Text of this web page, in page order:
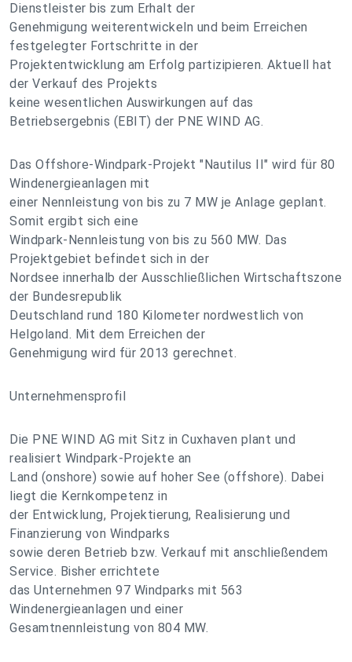
Dienstleister bis zum Erhalt der
Genehmigung weiterentwickeln und beim Erreichen
festgelegter Fortschritte in der
Projektentwicklung am Erfolg partizipieren. Aktuell hat
der Verkauf des Projekts
keine wesentlichen Auswirkungen auf das
Betriebsergebnis (EBIT) der PNE WIND AG.
Das Offshore-Windpark-Projekt "Nautilus II" wird für 80
Windenergieanlagen mit
einer Nennleistung von bis zu 7 MW je Anlage geplant.
Somit ergibt sich eine
Windpark-Nennleistung von bis zu 560 MW. Das
Projektgebiet befindet sich in der
Nordsee innerhalb der Ausschließlichen Wirtschaftszone
der Bundesrepublik
Deutschland rund 180 Kilometer nordwestlich von
Helgoland. Mit dem Erreichen der
Genehmigung wird für 2013 gerechnet.
Unternehmensprofil
Die PNE WIND AG mit Sitz in Cuxhaven plant und
realisiert Windpark-Projekte an
Land (onshore) sowie auf hoher See (offshore). Dabei
liegt die Kernkompetenz in
der Entwicklung, Projektierung, Realisierung und
Finanzierung von Windparks
sowie deren Betrieb bzw. Verkauf mit anschließendem
Service. Bisher errichtete
das Unternehmen 97 Windparks mit 563
Windenergieanlagen und einer
Gesamtnennleistung von 804 MW.